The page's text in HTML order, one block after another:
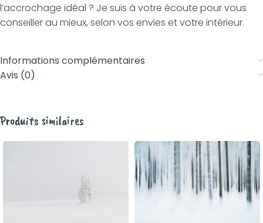
l’accrochage idéal ? Je suis à votre écoute pour vous
conseiller au mieux, selon vos envies et votre intérieur.
Informations complémentaires
Avis (0)
Produits similaires